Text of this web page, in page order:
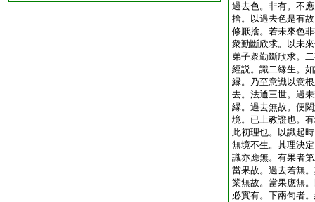
過去色。非有。不
捨。以過去色是有
修厭捨。若未來色
衆勤斷欣求。以未
弟子衆勤斷欣求。
經説。識二縁生。
縁。乃至意識以意
去。法通三世。過
縁。過去無故。便
境。已上教證也。
此初理也。以識起
無境不生。其理決
識亦應無。有果者
當果故。過去若無
業無故。當果應無
必實有。下兩句者